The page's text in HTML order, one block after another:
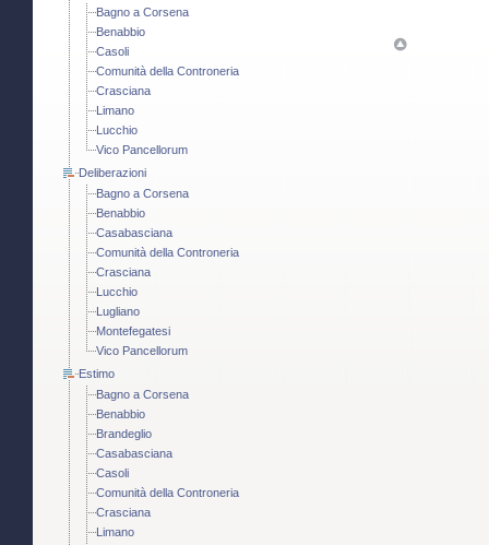
Bagno a Corsena
Benabbio
Casoli
Comunità della Controneria
Crasciana
Limano
Lucchio
Vico Pancellorum
Deliberazioni
Bagno a Corsena
Benabbio
Casabasciana
Comunità della Controneria
Crasciana
Lucchio
Lugliano
Montefegatesi
Vico Pancellorum
Estimo
Bagno a Corsena
Benabbio
Brandeglio
Casabasciana
Casoli
Comunità della Controneria
Crasciana
Limano